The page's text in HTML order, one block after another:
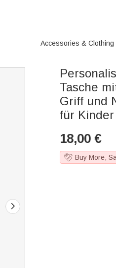
Accessories & Clothing
Tasche
Griff und
für Kinder
18,00 €
Buy More,